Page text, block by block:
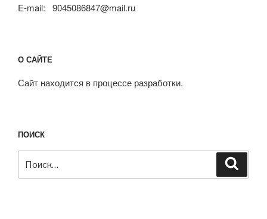
E-mail: 9045086847@mail.ru
О САЙТЕ
Сайт находится в процессе разработки.
ПОИСК